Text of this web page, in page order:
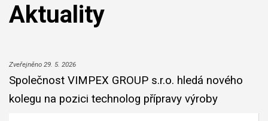
Aktuality
Zveřejněno 29. 5. 2026
Společnost VIMPEX GROUP s.r.o. hledá nového
kolegu na pozici technolog přípravy výroby